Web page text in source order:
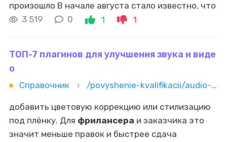
произошло В начале августа стало известно, что
Роскомнадзор ограничил работу
3 519 0 1 1
ТОП-7 плагинов для улучшения звука и виде
о
Справочник /povyshenie-kvalifikacii/audio-i-video/top-7-plaginov-dlya-uluchsheniya-zvuka-i-video
добавить цветовую коррекцию или стилизацию
под плёнку. Для фрилансера и заказчика это
значит меньше правок и быстрее сдача